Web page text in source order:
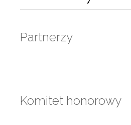
Partnerzy
Komitet honorowy